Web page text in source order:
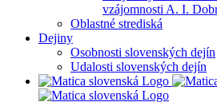
vzájomnosti A. I.
Oblastné strediská
Dejiny
Osobnosti slovenských dejín
Udalosti slovenských dejín